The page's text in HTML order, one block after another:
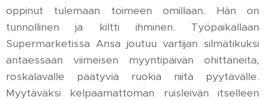
oppinut tulemaan toimeen omillaan. Hän on
tunnollinen ja kiltti ihminen. Työpaikallaan
Supermarketissa Ansa joutuu vartijan silmätikuksi
antaessaan viimeisen myyntipäivän ohittaneita,
roskalavalle päätyviä ruokia niitä pyytävälle.
Myytäväksi kelpaamattoman ruisleivän itselleen